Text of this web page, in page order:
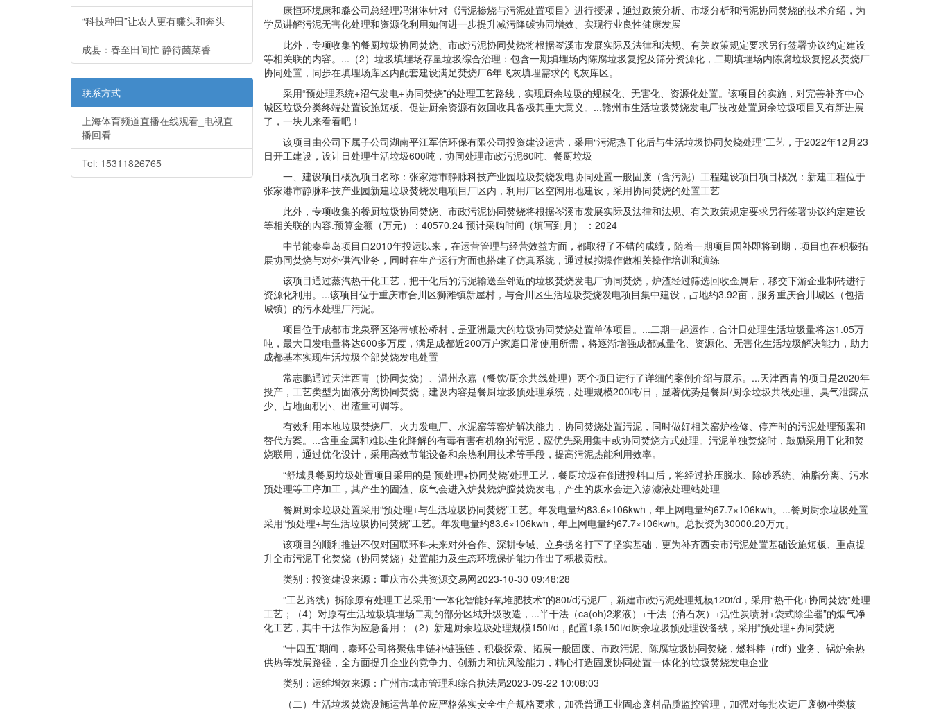
“科技种田”让农人更有赚头和奔头
成县：春至田间忙 静待菌菜香
联系方式
上海体育频道直播在线观看_电视直
播回看
Tel: 15311826765
康恒环境康和淼公司总经理冯淋淋针对《污泥掺烧与污泥处置项目》进行授课，通过政策分析、市场分析和污泥协同焚烧的技术介绍，为
学员讲解污泥无害化处理和资源化利用如何进一步提升减污降碳协同增效、实现行业良性健康发展
此外，专项收集的餐厨垃圾协同焚烧、市政污泥协同焚烧将根据岑溪市发展实际及法律和法规、有关政策规定要求另行签署协议约定建设
等相关联的内容。...（2）垃圾填埋场存量垃圾综合治理：包含一期填埋场内陈腐垃圾复挖及筛分资源化，二期填埋场内陈腐垃圾复挖及焚烧厂
协同处置，同步在填埋场库区内配套建设满足焚烧厂6年飞灰填埋需求的飞灰库区。
采用“预处理系统+沼气发电+协同焚烧”的处理工艺路线，实现厨余垃圾的规模化、无害化、资源化处置。该项目的实施，对完善补齐中心
城区垃圾分类终端处置设施短板、促进厨余资源有效回收具备极其重大意义。...赣州市生活垃圾焚烧发电厂技改处置厨余垃圾项目又有新进展
了，一块儿来看看吧！
该项目由公司下属子公司湖南平江军信环保有限公司投资建设运营，采用“污泥热干化后与生活垃圾协同焚烧处理”工艺，于2022年12月23
日开工建设，设计日处理生活垃圾600吨，协同处理市政污泥60吨、餐厨垃圾
一、建设项目概况项目名称：张家港市静脉科技产业园垃圾焚烧发电协同处置一般固废（含污泥）工程建设项目项目概况：新建工程位于
张家港市静脉科技产业园新建垃圾焚烧发电项目厂区内，利用厂区空闲用地建设，采用协同焚烧的处置工艺
此外，专项收集的餐厨垃圾协同焚烧、市政污泥协同焚烧将根据岑溪市发展实际及法律和法规、有关政策规定要求另行签署协议约定建设
等相关联的内容.预算金额（万元）：40570.24 预计采购时间（填写到月） ：2024
中节能秦皇岛项目自2010年投运以来，在运营管理与经营效益方面，都取得了不错的成绩，随着一期项目国补即将到期，项目也在积极拓
展协同焚烧与对外供汽业务，同时在生产运行方面也搭建了仿真系统，通过模拟操作做相关操作培训和演练
该项目通过蒸汽热干化工艺，把干化后的污泥输送至邻近的垃圾焚烧发电厂协同焚烧，炉渣经过筛选回收金属后，移交下游企业制砖进行
资源化利用。...该项目位于重庆市合川区狮滩镇新屋村，与合川区生活垃圾焚烧发电项目集中建设，占地约3.92亩，服务重庆合川城区（包括
城镇）的污水处理厂污泥。
项目位于成都市龙泉驿区洛带镇松桥村，是亚洲最大的垃圾协同焚烧处置单体项目。...二期一起运作，合计日处理生活垃圾量将达1.05万
吨，最大日发电量将达600多万度，满足成都近200万户家庭日常使用所需，将逐渐增强成都减量化、资源化、无害化生活垃圾解决能力，助力
成都基本实现生活垃圾全部焚烧发电处置
常志鹏通过天津西青（协同焚烧）、温州永嘉（餐饮/厨余共线处理）两个项目进行了详细的案例介绍与展示。...天津西青的项目是2020年
投产，工艺类型为固液分离协同焚烧，建设内容是餐厨垃圾预处理系统，处理规模200吨/日，显著优势是餐厨/厨余垃圾共线处理、臭气泄露点
少、占地面积小、出渣量可调等。
有效利用本地垃圾焚烧厂、火力发电厂、水泥窑等窑炉解决能力，协同焚烧处置污泥，同时做好相关窑炉检修、停产时的污泥处理预案和
替代方案。...含重金属和难以生化降解的有毒有害有机物的污泥，应优先采用集中或协同焚烧方式处理。污泥单独焚烧时，鼓励采用干化和焚
烧联用，通过优化设计，采用高效节能设备和余热利用技术等手段，提高污泥热能利用效率。
“舒城县餐厨垃圾处置项目采用的是‘预处理+协同焚烧’处理工艺，餐厨垃圾在倒进投料口后，将经过挤压脱水、除砂系统、油脂分离、污水
预处理等工序加工，其产生的固渣、废气会进入炉焚烧炉膛焚烧发电，产生的废水会进入渗滤液处理站处理
餐厨厨余垃圾处置采用“预处理+与生活垃圾协同焚烧”工艺。年发电量约83.6×106kwh，年上网电量约67.7×106kwh。...餐厨厨余垃圾处置
采用“预处理+与生活垃圾协同焚烧”工艺。年发电量约83.6×106kwh，年上网电量约67.7×106kwh。总投资为30000.20万元。
该项目的顺利推进不仅对国联环科未来对外合作、深耕专域、立身扬名打下了坚实基础，更为补齐西安市污泥处置基础设施短板、重点提
升全市污泥干化焚烧（协同焚烧）处置能力及生态环境保护能力作出了积极贡献。
类别：投资建设来源：重庆市公共资源交易网2023-10-30 09:48:28
”工艺路线）拆除原有处理工艺采用“一体化智能好氧堆肥技术”的80t/d污泥厂，新建市政污泥处理规模120t/d，采用“热干化+协同焚烧”处理
工艺；（4）对原有生活垃圾填埋场二期的部分区域升级改造，...半干法（ca(oh)2浆液）+干法（消石灰）+活性炭喷射+袋式除尘器”的烟气净
化工艺，其中干法作为应急备用；（2）新建厨余垃圾处理规模150t/d，配置1条150t/d厨余垃圾预处理设备线，采用“预处理+协同焚烧
“十四五”期间，泰环公司将聚焦串链补链强链，积极探索、拓展一般固废、市政污泥、陈腐垃圾协同焚烧，燃料棒（rdf）业务、锅炉余热
供热等发展路径，全方面提升企业的竞争力、创新力和抗风险能力，精心打造固废协同处置一体化的垃圾焚烧发电企业
类别：运维增效来源：广州市城市管理和综合执法局2023-09-22 10:08:03
（二）生活垃圾焚烧设施运营单位应严格落实安全生产规格要求，加强普通工业固态废料品质监控管理，加强对每批次进厂废物种类核